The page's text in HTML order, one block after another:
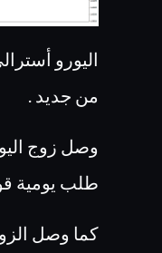
اليورو
من جديد .
وصل زوج
طلب يومية
كما وصل